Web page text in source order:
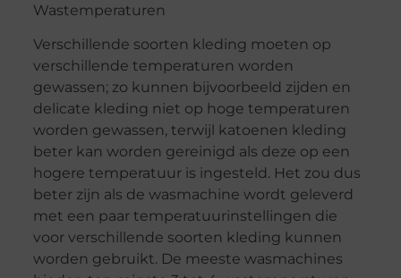
Wastemperaturen
Verschillende soorten kleding moeten op
verschillende temperaturen worden
gewassen; zo kunnen bijvoorbeeld zijden en
delicate kleding niet op hoge temperaturen
worden gewassen, terwijl katoenen kleding
beter kan worden gereinigd als deze op een
hogere temperatuur is ingesteld. Het zou dus
beter zijn als de wasmachine wordt geleverd
met een paar temperatuurinstellingen die
voor verschillende soorten kleding kunnen
worden gebruikt. De meeste wasmachines